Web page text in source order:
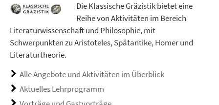
Die Klassische Gräzistik bietet eine
Reihe von Aktivitäten im Bereich
Literaturwissenschaft und Philosophie, mit
Schwerpunkten zu Aristoteles, Spätantike, Homer und
Literaturtheorie.
Alle Angebote und Aktivitäten im Überblick
Aktuelles Lehrprogramm